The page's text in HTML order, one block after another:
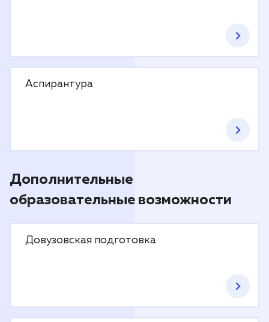
Аспирантура
Дополнительные
образовательные возможности
Довузовская подготовка